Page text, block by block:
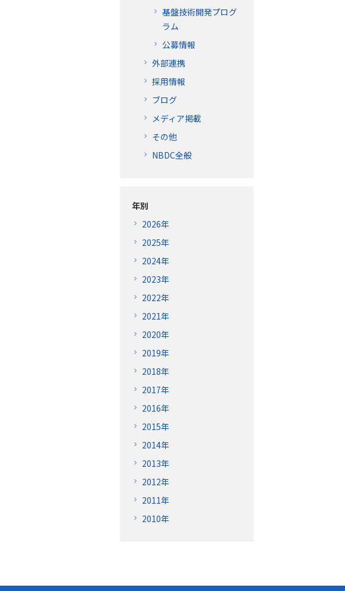
基盤技術開発プログ
ラム
公募情報
外部連携
採用情報
ブログ
メディア掲載
その他
NBDC全般
年別
2026年
2025年
2024年
2023年
2022年
2021年
2020年
2019年
2018年
2017年
2016年
2015年
2014年
2013年
2012年
2011年
2010年